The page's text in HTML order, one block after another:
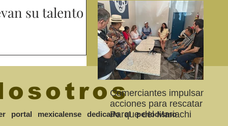
su talento
portal mexicalense dedicado al periodismo
CEART Mexicali, oferta
Campamento gratuito de
verano
Convocan a niños, niñas
y jóvenes a crear la
conservación de la
Comerciantes impulsan
acciones para rescatar el
Parque del Mariachi